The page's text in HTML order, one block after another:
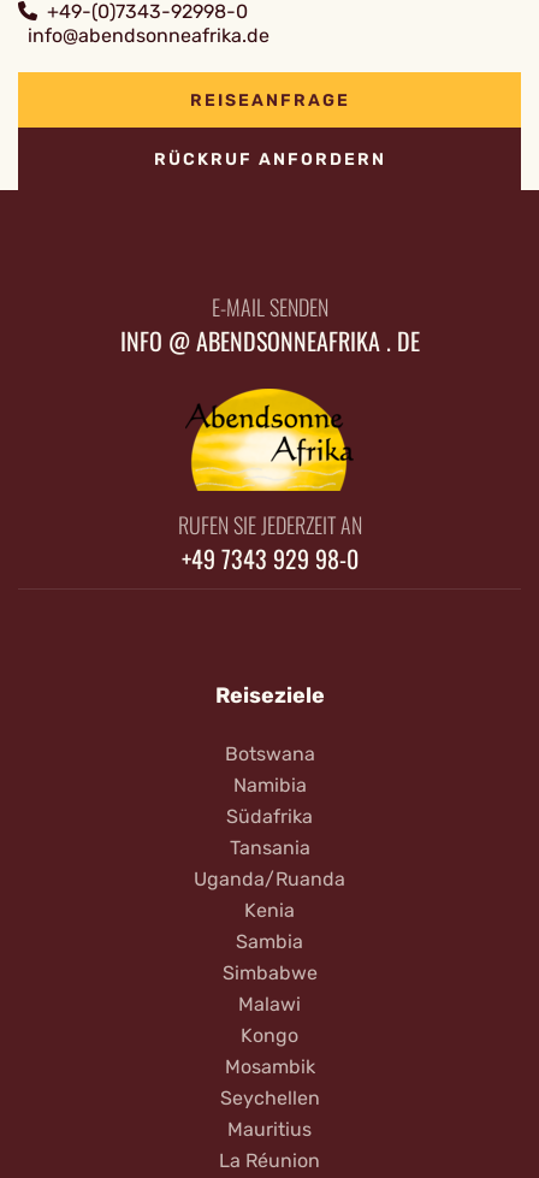
+49-(0)7343-92998-0
info@abendsonneafrika.de
REISEANFRAGE
RÜCKRUF ANFORDERN
E-MAIL SENDEN
INFO @ ABENDSONNEAFRIKA . DE
RUFEN SIE JEDERZEIT AN
+49 7343 929 98-0
Reiseziele
Botswana
Namibia
Südafrika
Tansania
Uganda/Ruanda
Kenia
Sambia
Simbabwe
Malawi
Kongo
Mosambik
Seychellen
Mauritius
La Réunion